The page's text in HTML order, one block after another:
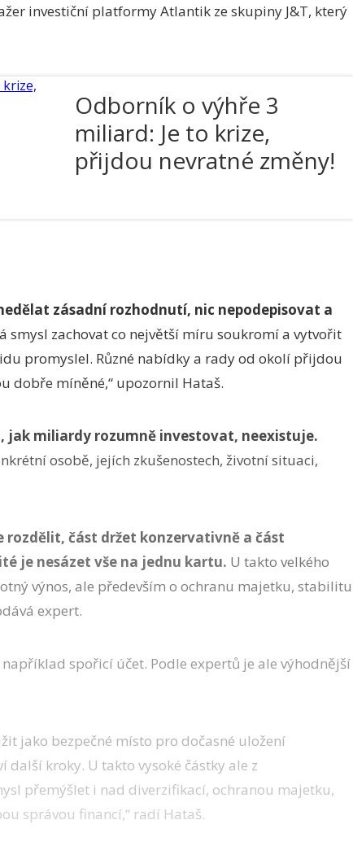
investiční platformy Atlantik ze skupiny J&T, který
Odborník o výhře 3
miliard: Je to krize,
přijdou nevratné změny!
zásadní rozhodnutí, nic nepodepisovat a
smysl zachovat co největší míru soukromí a vytvořit
promyslel. Různé nabídky a rady od okolí přijdou
dobře míněné,“ upozornil Hataš.
jak miliardy rozumně investovat, neexistuje.
osobě, jejích zkušenostech, životní situaci,
rozdělit, část držet konzervativně a část
je nesázet vše na jednu kartu. U takto velkého
výnos, ale především o ochranu majetku, stabilitu
expert.
spořicí účet. Podle expertů je ale výhodnější
jako bezpečné místo pro dočasné uložení
další kroky. U takto vysoké částky ale z
přemýšlet i nad diverzifikací, ochranou majetku,
správou financí,“ radí Hataš.